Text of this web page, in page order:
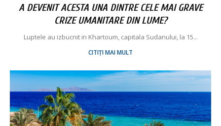
A DEVENIT ACESTA UNA DINTRE CELE MAI GRAVE
CRIZE UMANITARE DIN LUME?
Luptele au izbucnit in Khartoum, capitala Sudanului, la 15...
CITIȚI MAI MULT